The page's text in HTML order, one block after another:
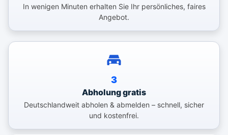
In wenigen Minuten erhalten Sie Ihr persönliches, faires
Angebot.
3
Abholung gratis
Deutschlandweit abholen & abmelden – schnell, sicher
und kostenfrei.